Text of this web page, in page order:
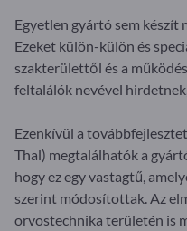
Egyetlen gyártó sem készít
Ezeket külön-külön és
szakterülettől és a
feltalálók nevével
Ezenkívül a
Thal) megtalálhatók a
hogy ez egy vastagtű,
szerint módosítottak. Az
orvostechnika területén is